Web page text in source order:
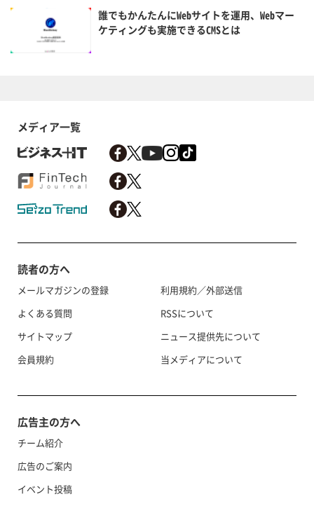
誰でもかんたんにWebサイトを運用、Webマー
ケティングも実施できるCMSとは
メディア一覧
読者の方へ
メールマガジンの登録
よくある質問
サイトマップ
会員規約
利用規約／外部送信
RSSについて
ニュース提供先について
当メディアについて
広告主の方へ
チーム紹介
広告のご案内
イベント投稿